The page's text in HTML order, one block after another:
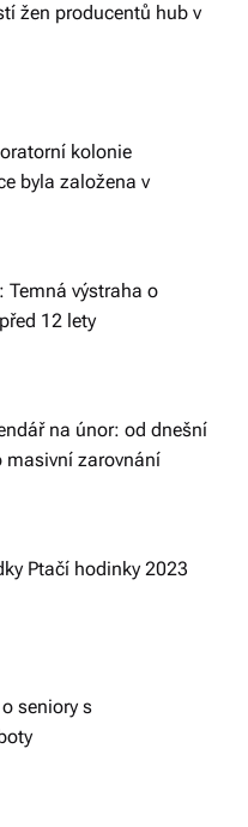
žen producentů hub v
kolonie
byla založena v
Temná výstraha o
12 lety
na únor: od dnešní
masivní zarovnání
Ptačí hodinky 2023
seniory s